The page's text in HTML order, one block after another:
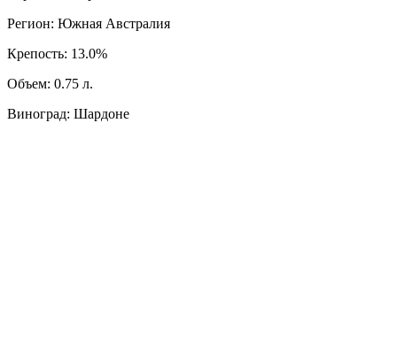
Регион: Южная Австралия
Крепость: 13.0%
Объем: 0.75 л.
Виноград: Шардоне